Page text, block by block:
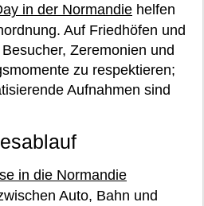
in der Normandie helfen
Auf Friedhöfen und
Zeremonien und
zu respektieren;
Aufnahmen sind
in die Normandie
Auto, Bahn und